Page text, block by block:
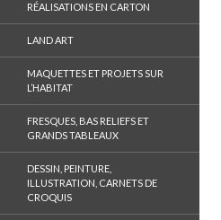
RÉALISATIONS EN CARTON
LAND ART
MAQUETTES ET PROJETS SUR
L’HABITAT
FRESQUES, BAS RELIEFS ET
GRANDS TABLEAUX
DESSIN, PEINTURE,
ILLUSTRATION, CARNETS DE
CROQUIS